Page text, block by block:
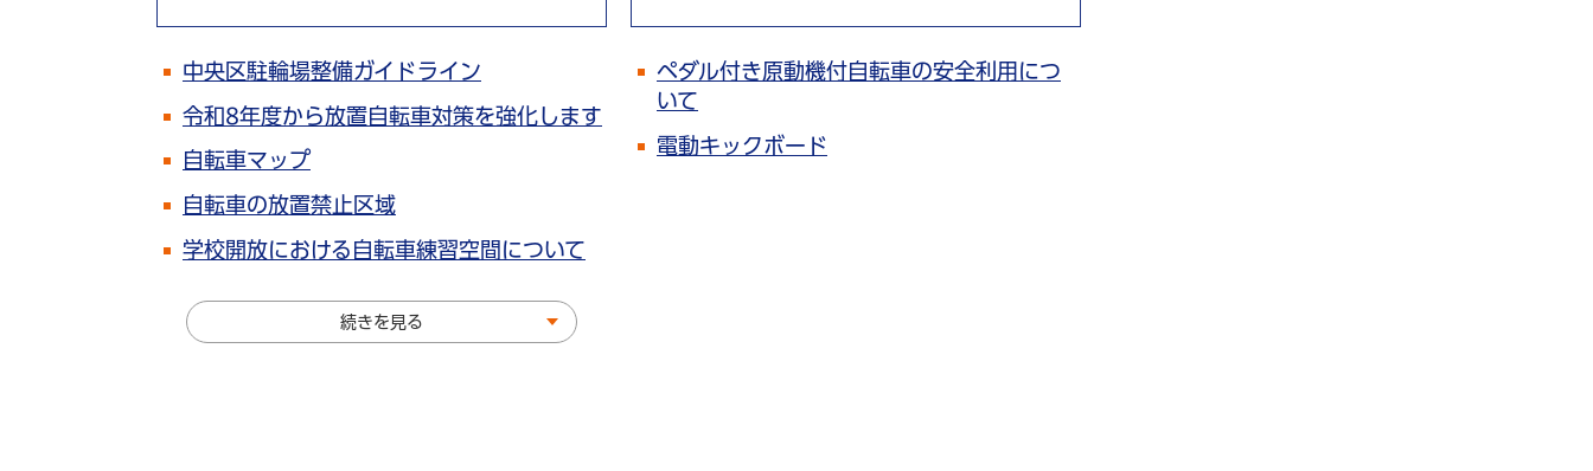
中央区駐輪場整備ガイドライン
令和8年度から放置自転車対策を強化します
自転車マップ
自転車の放置禁止区域
学校開放における自転車練習空間について
続きを見る
ペダル付き原動機付自転車の安全利用につ
いて
電動キックボード